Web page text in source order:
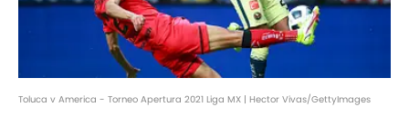
Toluca v America - Torneo Apertura 2021 Liga MX | Hector Vivas/GettyImages